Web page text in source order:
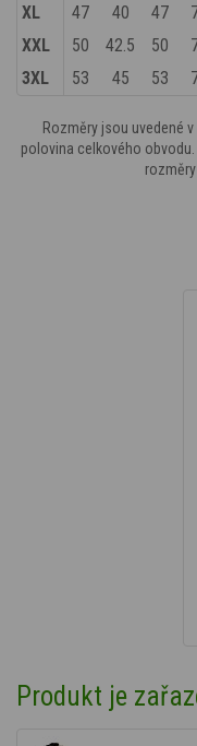
XL
47 40 47
XXL
50 42.5 50
3XL
53 45 53
Rozměry jsou uvedené
polovina celkového obvodu.
Produkt je